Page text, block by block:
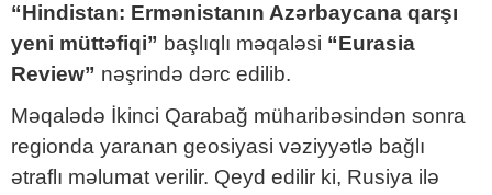
“Hindistan: Ermənistanın Azərbaycana qarşı
yeni müttəfiqi” başlıqlı məqaləsi “Eurasia
Review” nəşrində dərc edilib.
Məqalədə İkinci Qarabağ müharibəsindən sonra
regionda yaranan geosiyasi vəziyyətlə bağlı
ətraflı məlumat verilir. Qeyd edilir ki, Rusiya ilə